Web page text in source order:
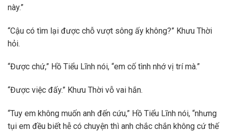
này.”
“Cậu có tìm lại được chỗ vượt sông ấy không?” Khưu Thời
hỏi.
“Được chứ,” Hồ Tiểu Lĩnh nói, “em cố tình nhớ vị trí mà.”
“Được việc đấy.” Khưu Thời vỗ vai hắn.
“Tuy em không muốn anh đến cứu,” Hồ Tiểu Lĩnh nói, “nhưng
tụi em đều biết hễ có chuyện thì anh chắc chắn không cứ thế